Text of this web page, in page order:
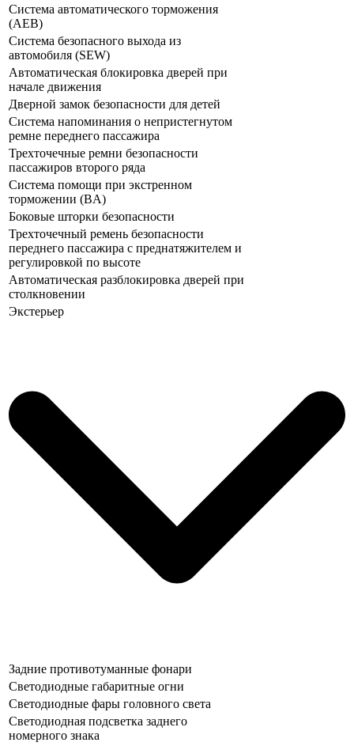
Система автоматического торможения
(AEB)
Система безопасного выхода из
автомобиля (SEW)
Автоматическая блокировка дверей при
начале движения
Дверной замок безопасности для детей
Система напоминания о непристегнутом
ремне переднего пассажира
Трехточечные ремни безопасности
пассажиров второго ряда
Система помощи при экстренном
торможении (BA)
Боковые шторки безопасности
Трехточечный ремень безопасности
переднего пассажира с преднатяжителем и
регулировкой по высоте
Автоматическая разблокировка дверей при
столкновении
Экстерьер
Задние противотуманные фонари
Светодиодные габаритные огни
Светодиодные фары головного света
Светодиодная подсветка заднего
номерного знака